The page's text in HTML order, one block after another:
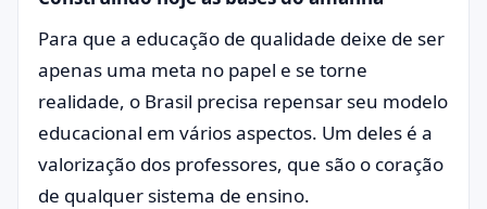
Para que a educação de qualidade deixe de ser
apenas uma meta no papel e se torne
realidade, o Brasil precisa repensar seu modelo
educacional em vários aspectos. Um deles é a
valorização dos professores, que são o coração
de qualquer sistema de ensino.